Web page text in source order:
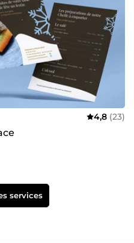
4,8 (23)
services